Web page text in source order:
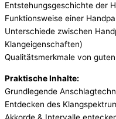
Entstehungsgeschichte der
Funktionsweise einer
Unterschiede zwischen
Klangeigenschaften)
Qualitätsmerkmale von
Praktische Inhalte:
Grundlegende
Entdecken des